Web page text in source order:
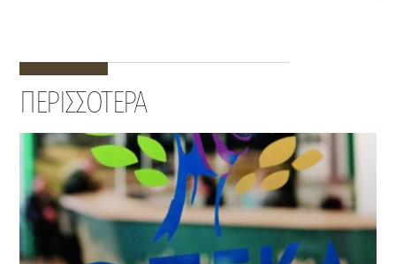
ΠΕΡΙΣΣΟΤΕΡΑ